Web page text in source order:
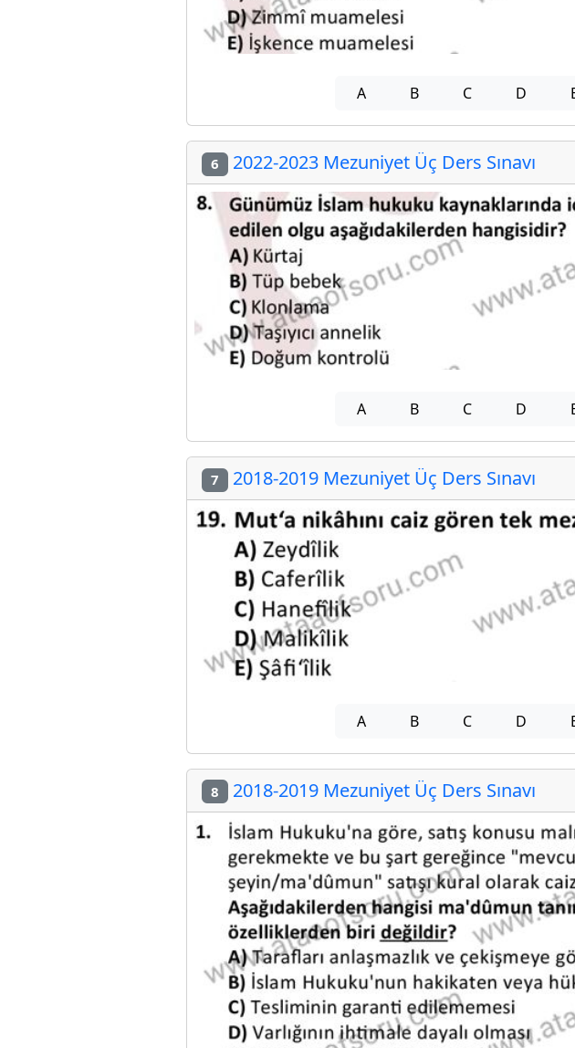
A B C D
6 2022-2023 Mezuniyet Üç Ders Sınavı
A B C D
7 2018-2019 Mezuniyet Üç Ders Sınavı
A B C D
8 2018-2019 Mezuniyet Üç Ders Sınavı